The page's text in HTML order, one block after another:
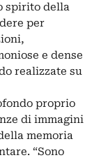
spirito della
per
e dense
realizzate su
proprio
di immagini
memoria
“Sono